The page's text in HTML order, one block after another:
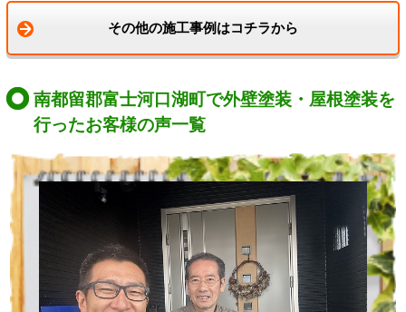
その他の施工事例はコチラから
南都留郡富士河口湖町で外壁塗装・屋根塗装を
行ったお客様の声一覧